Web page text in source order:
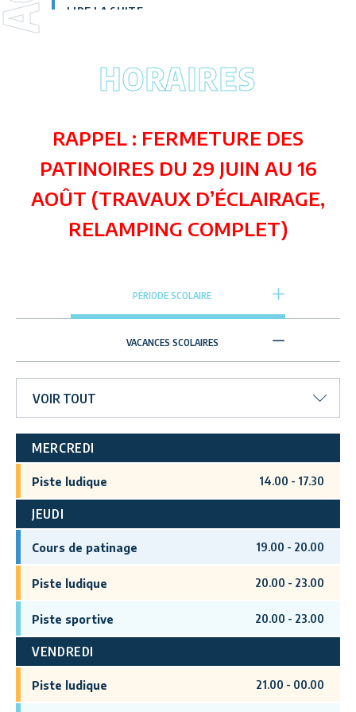
LIRE LA SUITE
HORAIRES
RAPPEL : FERMETURE DES
PATINOIRES DU 29 JUIN AU 16
AOÛT (TRAVAUX D’ÉCLAIRAGE,
RELAMPING COMPLET)
PÉRIODE SCOLAIRE
VACANCES SCOLAIRES
VOIR TOUT
MERCREDI
Piste ludique 14.00 - 17.30
JEUDI
Cours de patinage 19.00 - 20.00
Piste ludique 20.00 - 23.00
Piste sportive 20.00 - 23.00
VENDREDI
Piste ludique 21.00 - 00.00